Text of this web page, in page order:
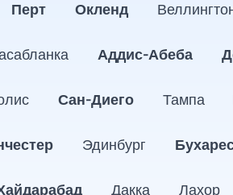
Перт Окленд
Аддис-Абеба
Сан-Диего Тампа
Эдинбург
Дакка Лахор